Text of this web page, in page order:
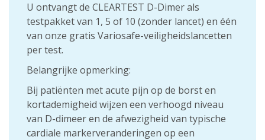
U ontvangt de CLEARTEST D-Dimer als
testpakket van 1, 5 of 10 (zonder lancet) en één
van onze gratis Variosafe-veiligheidslancetten
per test.
Belangrijke opmerking:
Bij patiënten met acute pijn op de borst en
kortademigheid wijzen een verhoogd niveau
van D-dimeer en de afwezigheid van typische
cardiale markerveranderingen op een